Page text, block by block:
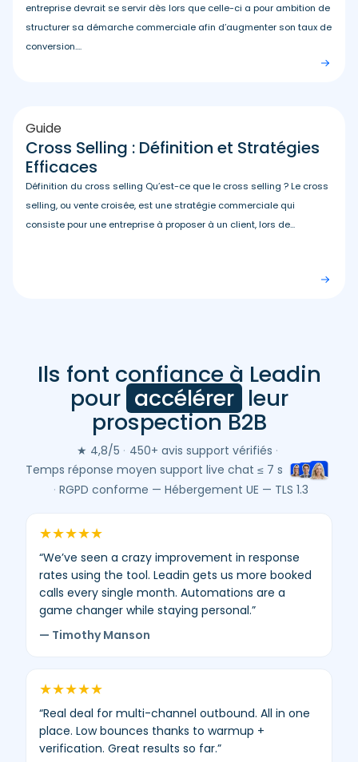
entreprise devrait se servir dès lors que celle-ci a pour ambition de
structurer sa démarche commerciale afin d’augmenter son taux de
conversion....
Guide
Cross Selling : Définition et Stratégies
Efficaces
Définition du cross selling Qu’est-ce que le cross selling ? Le cross
selling, ou vente croisée, est une stratégie commerciale qui
consiste pour une entreprise à proposer à un client, lors de...
Avis
Trustpilot)
4,8/5
450+
avis
vérifiés.
Ils font confiance à Leadin
pour accélérer leur
prospection B2B
★ 4,8/5 · 450+ avis support vérifiés ·
Temps réponse moyen support live chat ≤ 7 s
· RGPD conforme — Hébergement UE — TLS 1.3
★★★★★
“We’ve seen a crazy improvement in response
rates using the tool. Leadin gets us more booked
calls every single month. Automations are a
game changer while staying personal.”
— Timothy Manson
★★★★★
“Real deal for multi-channel outbound. All in one
place. Low bounces thanks to warmup +
verification. Great results so far.”